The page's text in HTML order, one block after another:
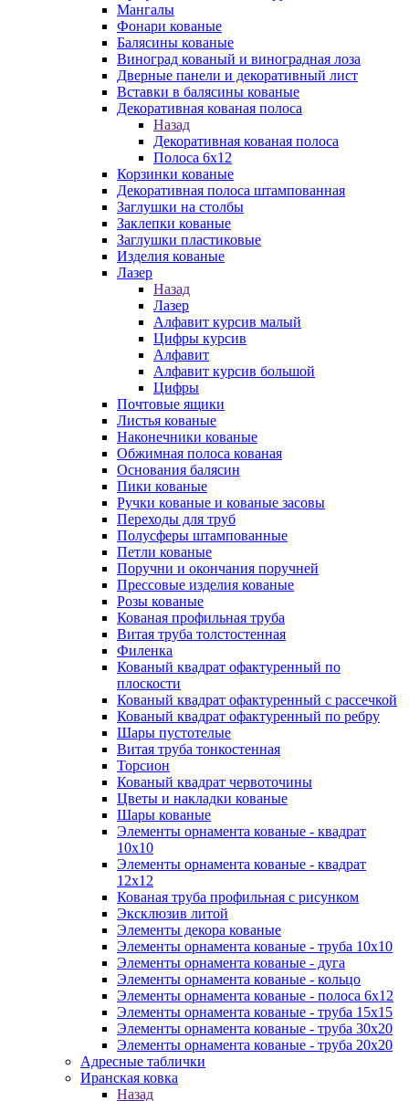
Мангалы
Фонари кованые
Балясины кованые
Виноград кованый и виноградная лоза
Дверные панели и декоративный лист
Вставки в балясины кованые
Декоративная кованая полоса
Назад
Декоративная кованая полоса
Полоса 6х12
Корзинки кованые
Декоративная полоса штампованная
Заглушки на столбы
Заклепки кованые
Заглушки пластиковые
Изделия кованые
Лазер
Назад
Лазер
Алфавит курсив малый
Цифры курсив
Алфавит
Алфавит курсив большой
Цифры
Почтовые ящики
Листья кованые
Наконечники кованые
Обжимная полоса кованая
Основания балясин
Пики кованые
Ручки кованые и кованые засовы
Переходы для труб
Полусферы штампованные
Петли кованые
Поручни и окончания поручней
Прессовые изделия кованые
Розы кованые
Кованая профильная труба
Витая труба толстостенная
Филенка
Кованый квадрат офактуренный по
плоскости
Кованый квадрат офактуренный с рассечкой
Кованый квадрат офактуренный по ребру
Шары пустотелые
Витая труба тонкостенная
Торсион
Кованый квадрат червоточины
Цветы и накладки кованые
Шары кованые
Элементы орнамента кованые - квадрат
10х10
Элементы орнамента кованые - квадрат
12х12
Кованая труба профильная с рисунком
Эксклюзив литой
Элементы декора кованые
Элементы орнамента кованые - труба 10х10
Элементы орнамента кованые - дуга
Элементы орнамента кованые - кольцо
Элементы орнамента кованые - полоса 6х12
Элементы орнамента кованые - труба 15х15
Элементы орнамента кованые - труба 30х20
Элементы орнамента кованые - труба 20х20
Адресные таблички
Иранская ковка
Назад